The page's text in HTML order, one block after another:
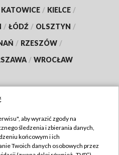
KATOWICE / KIELCE /
/ ŁÓDŹ / OLSZTYN /
/ RZESZÓW /
/ WROCŁAW
TVP
TVP
aby wyrazić zgody na
śledzenia i zbierania danych,
końcowym i ich
Twoich danych osobowych przez